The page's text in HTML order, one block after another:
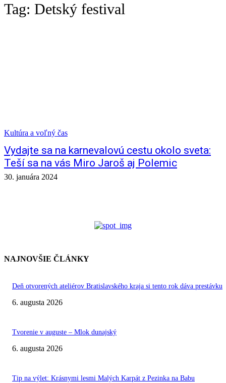
Tag: Detský festival
Kultúra a voľný čas
Vydajte sa na karnevalovú cestu okolo sveta:
Teší sa na vás Miro Jaroš aj Polemic
30. januára 2024
NAJNOVŠIE ČLÁNKY
Deň otvorených ateliérov Bratislavského kraja si tento rok dáva prestávku
6. augusta 2026
Tvorenie v auguste – Mlok dunajský
6. augusta 2026
Tip na výlet: Krásnymi lesmi Malých Karpát z Pezinka na Babu